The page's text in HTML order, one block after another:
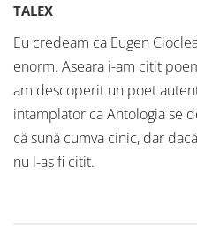
TALEX
Eu credeam ca Eugen
enorm. Aseara i-am citit
am descoperit un poet
intamplator ca Antologia se
că sună cumva cinic, dar
nu l-as fi citit.